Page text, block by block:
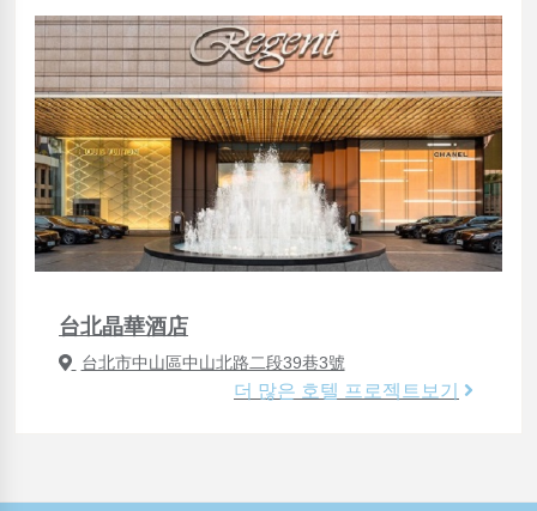
台北晶華酒店
台北市中山區中山北路二段39巷3號
더 많은 호텔 프로젝트보기